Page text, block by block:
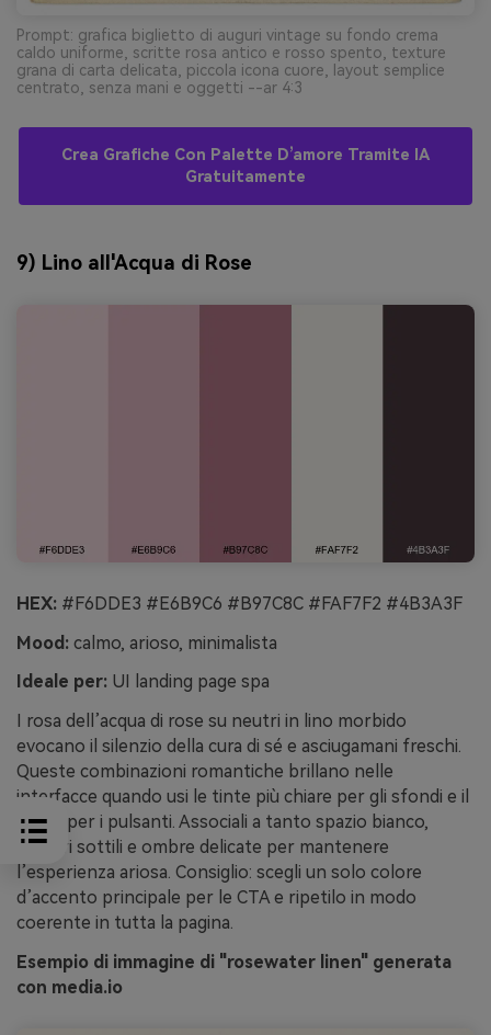
Prompt: grafica biglietto di auguri vintage su fondo crema
caldo uniforme, scritte rosa antico e rosso spento, texture
grana di carta delicata, piccola icona cuore, layout semplice
centrato, senza mani e oggetti --ar 4:3
Crea Grafiche Con Palette D’amore Tramite IA
Gratuitamente
9) Lino all'Acqua di Rose
HEX: #F6DDE3 #E6B9C6 #B97C8C #FAF7F2 #4B3A3F
Mood: calmo, arioso, minimalista
Ideale per: UI landing page spa
I rosa dell’acqua di rose su neutri in lino morbido
evocano il silenzio della cura di sé e asciugamani freschi.
Queste combinazioni romantiche brillano nelle
interfacce quando usi le tinte più chiare per gli sfondi e il
malva per i pulsanti. Associali a tanto spazio bianco,
divisori sottili e ombre delicate per mantenere
l’esperienza ariosa. Consiglio: scegli un solo colore
d’accento principale per le CTA e ripetilo in modo
coerente in tutta la pagina.
Esempio di immagine di "rosewater linen" generata
con media.io